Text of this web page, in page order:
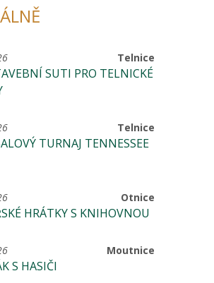
Telnice
SUTI PRO TELNICKÉ
Telnice
TURNAJ TENNESSEE
Otnice
HRÁTKY S KNIHOVNOU
Moutnice
S HASIČI